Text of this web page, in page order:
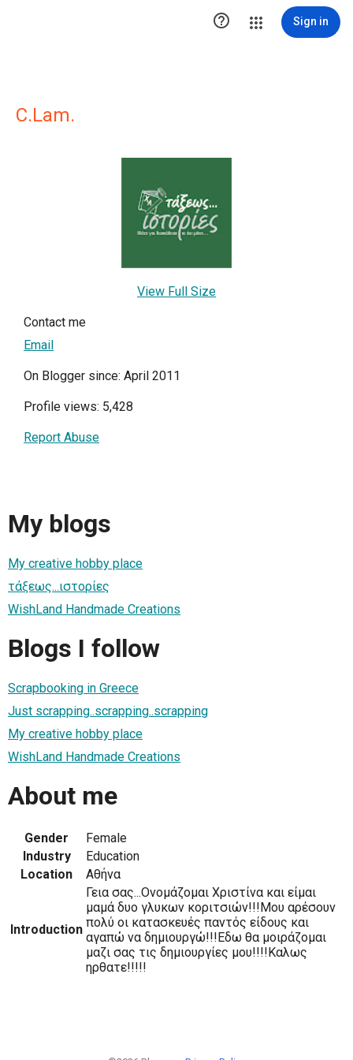
 Sign in
C.Lam.
View Full Size
Contact me
Email
On Blogger since: April 2011
Profile views: 5,428
Report Abuse
My blogs
My creative hobby place
τάξεως...ιστορίες
WishLand Handmade Creations
Blogs I follow
Scrapbooking in Greece
Just scrapping..scrapping..scrapping
My creative hobby place
WishLand Handmade Creations
About me
Gender
Female
Industry
Education
Location
Αθήνα
Introduction
Γεια σας...Ονομάζομαι Χριστίνα και είμαι
μαμά δυο γλυκων κοριτσιών!!!Μου αρέσουν
πολύ οι κατασκευές παντός είδους και
αγαπώ να δημιουργώ!!!Εδω θα μοιράζομαι
μαζι σας τις δημιουργίες μου!!!!Καλως
ηρθατε!!!!!